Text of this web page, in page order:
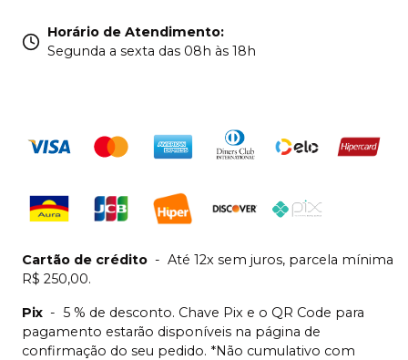
Horário de Atendimento:
Segunda a sexta das 08h às 18h
Cartão de crédito - Até 12x sem juros, parcela mínima
R$ 250,00.
Pix - 5 % de desconto. Chave Pix e o QR Code para
pagamento estarão disponíveis na página de
confirmação do seu pedido. *Não cumulativo com